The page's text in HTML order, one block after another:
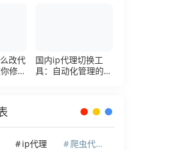
改代
修改
国内ip代理切换工
具：自动化管理的效
ip代理
爬虫代理ip